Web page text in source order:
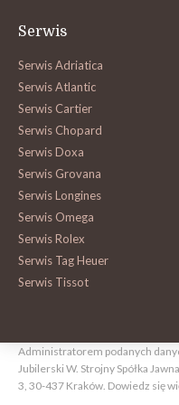
Serwis
Serwis Adriatica
Serwis Atlantic
Serwis Cartier
Serwis Chopard
Serwis Doxa
Serwis Grovana
Serwis Longines
Serwis Omega
Serwis Rolex
Serwis Tag Heuer
Serwis Tissot
Administratorem podanych
Jubilerski W. Strojny Spółka
3, 30-437 Kraków. Dowiedz się